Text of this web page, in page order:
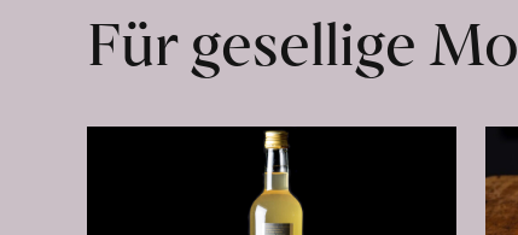
Für gesellige